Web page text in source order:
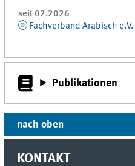
seit 02.2026
Fachverband Arabisch e.V.
Publikationen
nach oben
KONTAKT